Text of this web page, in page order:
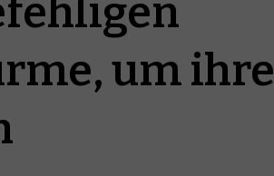
um ihre